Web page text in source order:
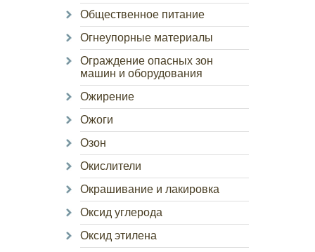
Общественное питание
Огнеупорные материалы
Ограждение опасных зон
машин и оборудования
Ожирение
Ожоги
Озон
Окислители
Окрашивание и лакировка
Оксид углерода
Оксид этилена